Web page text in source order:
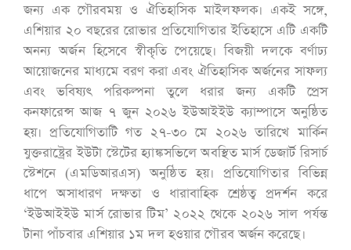
জন্য এক গৌরবময় ও ঐতিহাসিক মাইলফলক। একই সঙ্গে,
এশিয়ার ২০ বছরের রোভার প্রতিযোগিতার ইতিহাসে এটি একটি
অনন্য অর্জন হিসেবে স্বীকৃতি পেয়েছে। বিজয়ী দলকে বর্ণাঢ্য
আয়োজনের মাধ্যমে বরণ করা এবং ঐতিহাসিক অর্জনের সাফল্য
এবং ভবিষ্যৎ পরিকল্পনা তুলে ধরার জন্য একটি প্রেস
কনফারেন্স আজ ৭ জুন ২০২৬ ইউআইইউ ক্যাম্পাসে অনুষ্ঠিত
হয়। প্রতিযোগিতাটি গত ২৭-৩০ মে ২০২৬ তারিখে মার্কিন
যুক্তরাষ্ট্রের ইউটা স্টেটের হ্যাঙ্কসভিলে অবস্থিত মার্স ডেজার্ট রিসার্চ
স্টেশনে (এমডিআরএস) অনুষ্ঠিত হয়। প্রতিযোগিতার বিভিন্ন
ধাপে অসাধারণ দক্ষতা ও ধারাবাহিক শ্রেষ্ঠত্ব প্রদর্শন করে
‘ইউআইইউ মার্স রোভার টিম’ ২০২২ থেকে ২০২৬ সাল পর্যন্ত
টানা পাঁচবার এশিয়ার ১ম দল হওয়ার গৌরব অর্জন করেছে।